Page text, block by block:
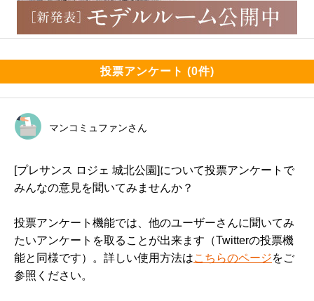
投票アンケート (0件)
マンコミュファンさん
[プレサンス ロジェ 城北公園]について投票アンケートで
みんなの意見を聞いてみませんか？
投票アンケート機能では、他のユーザーさんに聞いてみ
たいアンケートを取ることが出来ます（Twitterの投票機
能と同様です）。詳しい使用方法はこちらのページをご
参照ください。